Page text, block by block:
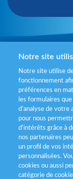
Notre site
Notre site utilise
fonctionnement
préférences en
les formulaires
d’analyse de
pour nous
d'intérêts grâce à
nos partenaires
un profil de vos
personnalisées.
cookies ou aussi
catégorie de